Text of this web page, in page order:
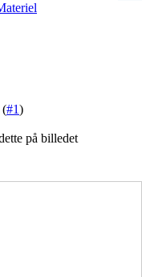
(#1)
på billedet